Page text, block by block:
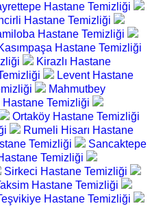
Hastane Temizliği
Hastane Temizliği
Hastane Temizliği
Hastane Temizliği
Kirazlı Hastane
Levent Hastane
Mahmutbey
Hastane Temizliği
Ortaköy Hastane Temizliği
Rumeli Hisarı Hastane
Temizliği
Sancaktepe
Temizliği
Sirkeci Hastane Temizliği
Hastane Temizliği
Hastane Temizliği